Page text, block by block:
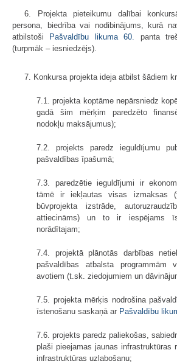
6. Projekta pieteikumu dalībai
persona, biedrība vai nodibinājums, kurā
atbilstoši
Pašvaldību likuma 60. panta
(turpmāk – iesniedzējs).
7. Konkursa projekta ideja atbilst šādiem
7.1. projekta koptāme nepārsniedz
gadā šim mērķim paredzēto
nodokļu maksājumus);
7.2. projekts paredz ieguldījumu
pašvaldības īpašumā;
7.3. paredzētie ieguldījumi ir
tāmē ir iekļautas visas izmaksas
būvprojekta izstrāde,
attiecināms) un to ir iespējams
norādītajam;
7.4. projektā plānotās darbības
pašvaldības atbalsta programmām
avotiem (t.sk. ziedojumiem un
7.5. projekta mērķis nodrošina
īstenošanu saskaņā ar Pašvaldību
7.6. projekts paredz paliekošas,
plaši pieejamas jaunas infrastruktūras
infrastruktūras uzlabošanu;